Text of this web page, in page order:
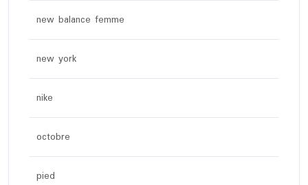
new balance femme
new york
nike
octobre
pied